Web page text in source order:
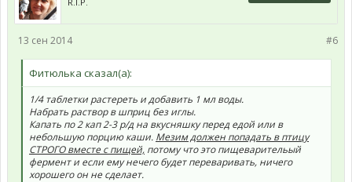
#6
13 сен 2014
Фитюлька сказал(а):
1/4 таблетки растереть и добавить 1 мл воды.
Набрать раствор в шприц без иглы.
Капать по 2 кап 2-3 р/д на вкусняшку перед едой или в
небольшую порцию каши. Мезим должен попадать в птицу
СТРОГО вместе с пищей, потому что это пищеварительый
фермент и если ему нечего будет переваривать, ничего
хорошего он не сделает.